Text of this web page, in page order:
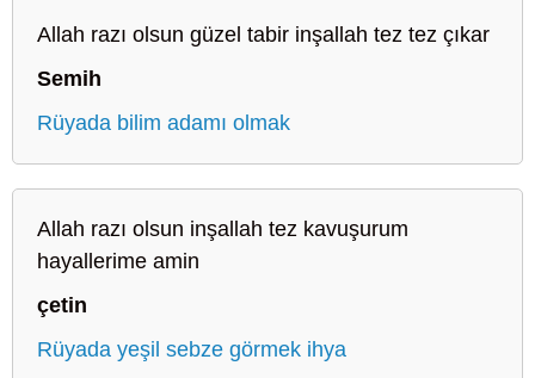
Allah razı olsun güzel tabir inşallah tez tez çıkar
Semih
Rüyada bilim adamı olmak
Allah razı olsun inşallah tez kavuşurum
hayallerime amin
çetin
Rüyada yeşil sebze görmek ihya